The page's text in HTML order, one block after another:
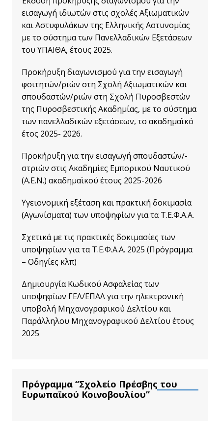
εισαγωγή ιδιωτών στις σχολές Αξιωματικών
και Αστυφυλάκων της Ελληνικής Αστυνομίας
με το σύστημα των Πανελλαδικών Εξετάσεων
του ΥΠΑΙΘΑ, έτους 2025.
Προκήρυξη διαγωνισμού για την εισαγωγή
φοιτητών/ριών στη Σχολή Αξιωματικών και
σπουδαστών/ριών στη Σχολή Πυροσβεστών
της Πυροσβεστικής Ακαδημίας, με το σύστημα
των πανελλαδικών εξετάσεων, το ακαδημαϊκό
έτος 2025- 2026.
Προκήρυξη για την εισαγωγή σπουδαστών/-
στριών στις Ακαδημίες Εμπορικού Ναυτικού
(Α.Ε.Ν.) ακαδημαϊκού έτους 2025-2026
Υγειονομική εξέταση και πρακτική δοκιμασία
(Αγωνίσματα) των υποψηφίων για τα Τ.Ε.Φ.Α.Α.
Σχετικά με τις πρακτικές δοκιμασίες των
υποψηφίων για τα Τ.Ε.Φ.Α.Α. 2025 (Πρόγραμμα
– Οδηγίες κλπ)
Δημιουργία Κωδικού Ασφαλείας των
υποψηφίων ΓΕΛ/ΕΠΑΛ για την ηλεκτρονική
υποβολή Μηχανογραφικού Δελτίου και
Παράλληλου Μηχανογραφικού Δελτίου έτους
2025
Πρόγραμμα “Σχολείο Πρέσβης του
Ευρωπαϊκού Κοινοβουλίου”